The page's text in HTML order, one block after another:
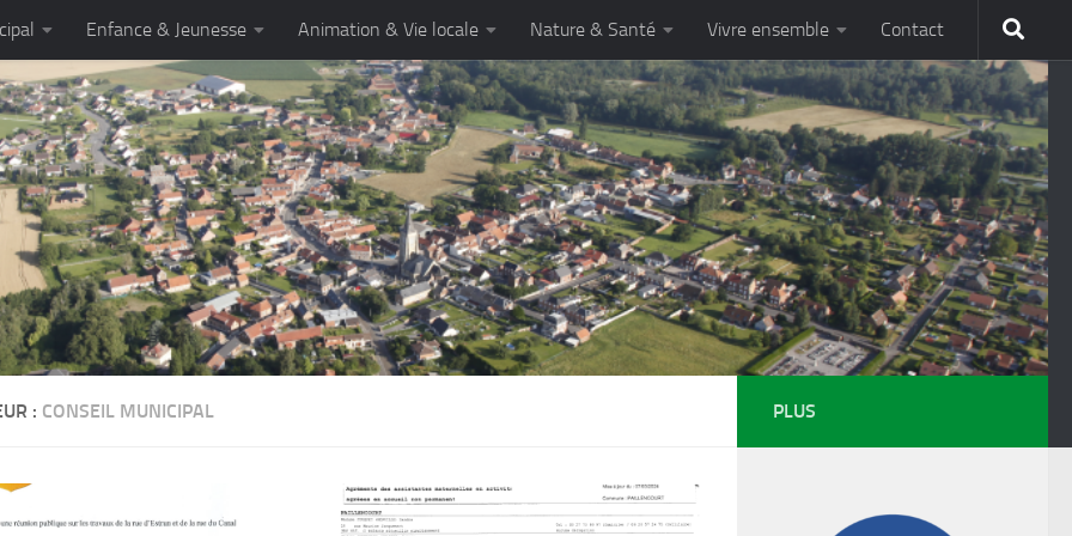
Enfance & Jeunesse Animation & Vie locale Nature & Santé Vivre ensemble Contact
: CONSEIL MUNICIPAL PLUS